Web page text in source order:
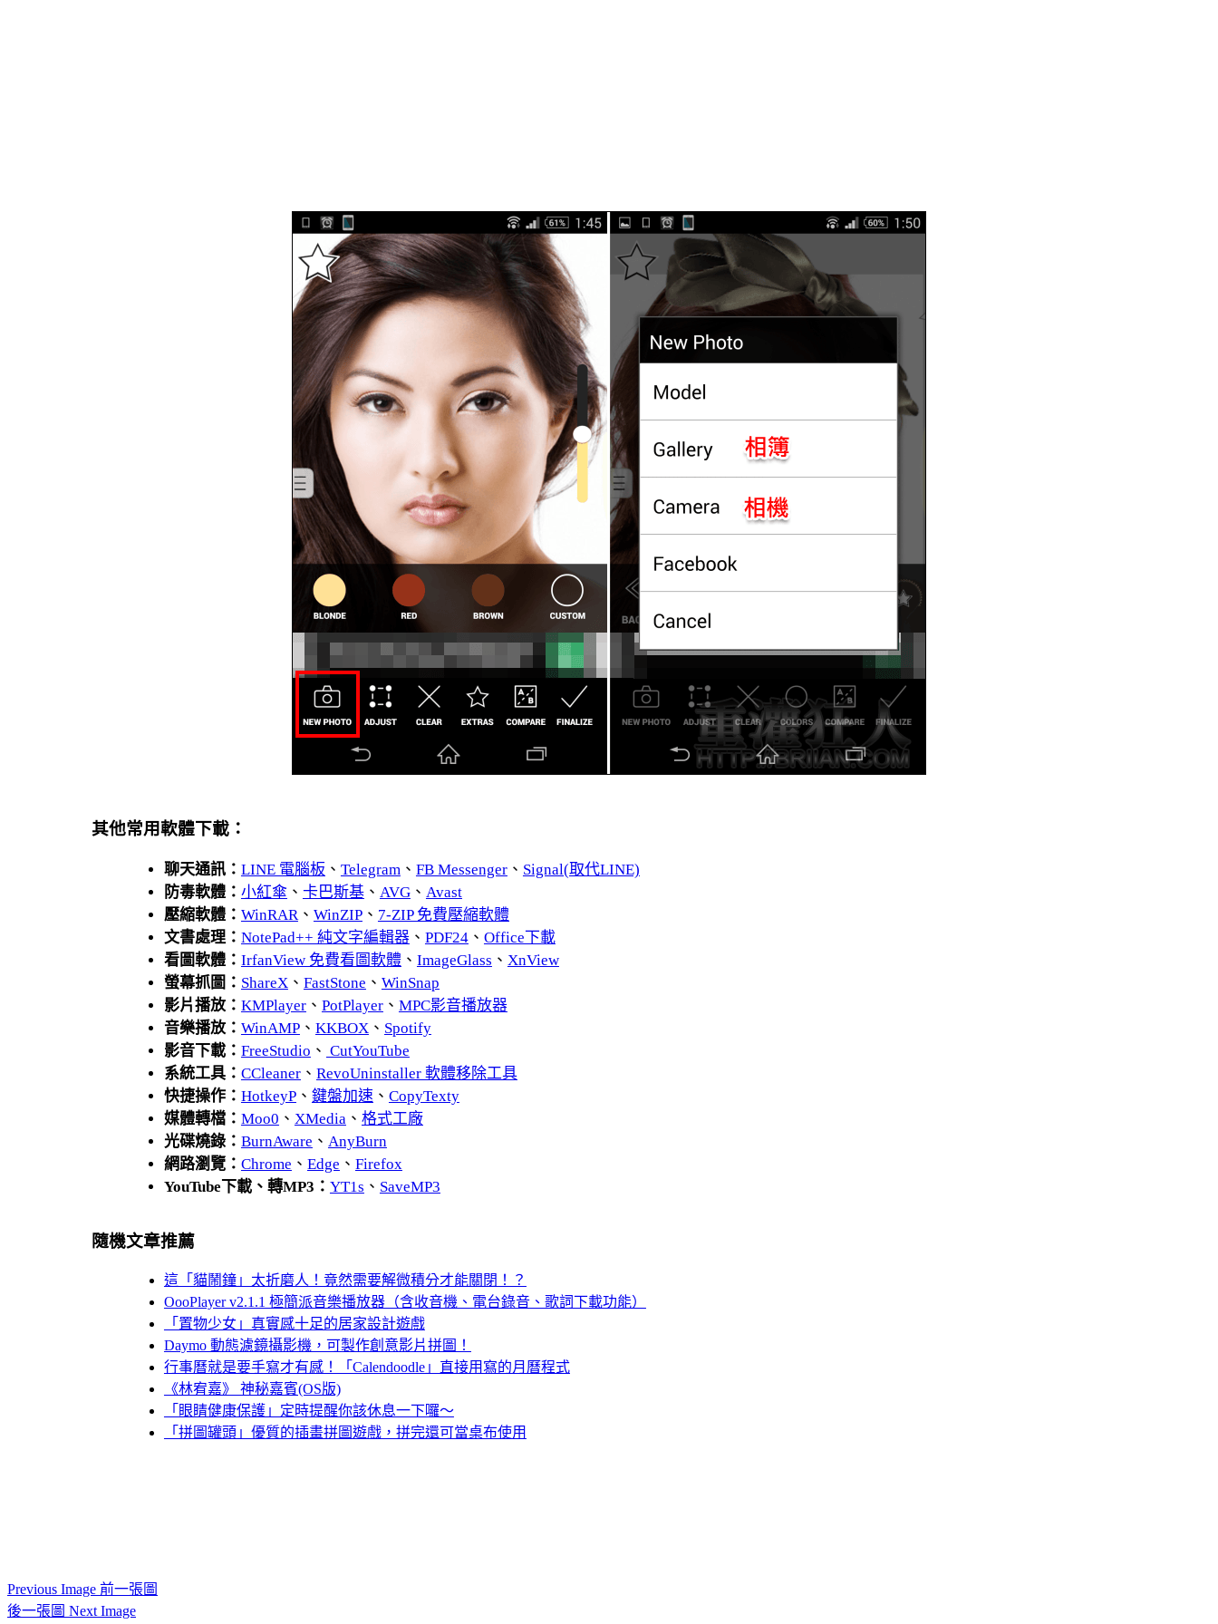
其他常用軟體下載：
聊天通訊： LINE 電腦板 、 Telegram、 FB Messenger、 Signal(取代LINE)
防毒軟體： 小紅傘 、 卡巴斯基、 AVG、 Avast
壓縮軟體： WinRAR、 WinZIP、 7-ZIP 免費壓縮軟體
文書處理： NotePad++ 純文字編輯器、 PDF24、 Office下載
看圖軟體： IrfanView 免費看圖軟體、 ImageGlass 、 XnView
螢幕抓圖： ShareX、 FastStone 、 WinSnap
影片播放： KMPlayer、 PotPlayer、 MPC影音播放器
音樂播放： WinAMP、 KKBOX、 Spotify
影音下載： FreeStudio 、 CutYouTube
系統工具： CCleaner、 RevoUninstaller 軟體移除工具
快捷操作： HotkeyP、 鍵盤加速、 CopyTexty
媒體轉檔： Moo0 、 XMedia、 格式工廠
光碟燒錄： BurnAware 、 AnyBurn
網路瀏覽： Chrome 、 Edge 、 Firefox
YouTube下載、轉MP3： YT1s 、 SaveMP3
隨機文章推薦
這「貓鬧鐘」太折磨人！竟然需要解微積分才能關閉！？
OooPlayer v2.1.1 極簡派音樂播放器（含收音機、電台錄音、歌詞下載功能）
「置物少女」真實感十足的居家設計遊戲
Daymo 動態濾鏡攝影機，可製作創意影片拼圖！
行事曆就是要手寫才有感！「Calendoodle」直接用寫的月曆程式
《林宥嘉》 神秘嘉賓(OS版)
「眼睛健康保護」定時提醒你該休息一下囉～
「拼圖罐頭」優質的插畫拼圖遊戲，拼完還可當桌布使用
Previous Image 前一張圖
後一張圖 Next Image